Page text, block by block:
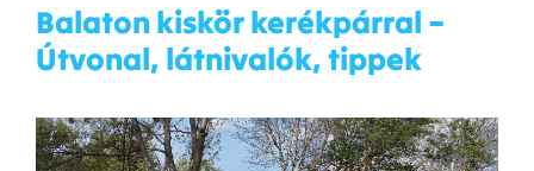
Balaton kiskör kerékpárral –
Útvonal, látnivalók, tippek